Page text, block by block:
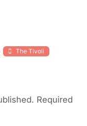
The Tivoli
Required